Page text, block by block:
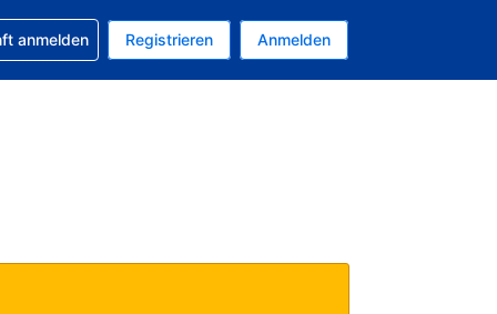
Währung ist EUR
aktuelle Sprache ist Deutsch
erhalten
anmelden Registrieren Anmelden